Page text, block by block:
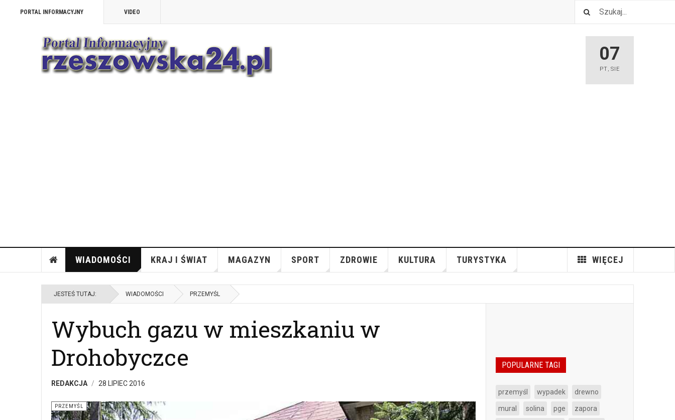
PORTAL INFORMACYJNY VIDEO
07
PT, SIE
WIADOMOŚCI KRAJ I ŚWIAT MAGAZYN SPORT ZDROWIE KULTURA TURYSTYKA WIĘCEJ
JESTEŚ TUTAJ: WIADOMOŚCI PRZEMYŚL
Wybuch gazu w mieszkaniu w
Drohobyczce
REDAKCJA 28 LIPIEC 2016
PRZEMYŚL
POPULARNE TAGI
przemyśl wypadek drewno
mural solina pge zapora